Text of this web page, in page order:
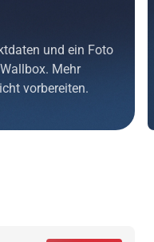
und ein Foto
Mehr
vorbereiten.